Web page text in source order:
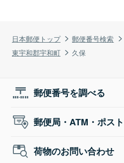
日本郵便トップ 郵便番号検索
東宇和郡宇和町
久保
郵便番号を調べる
郵便局・ATM・ポス
荷物のお問い合わせ